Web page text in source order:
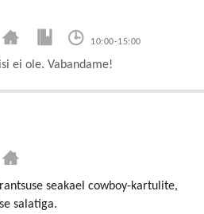
10:00-15:00
ei ole. Vabandame!
seakael cowboy-kartulite,
salatiga.